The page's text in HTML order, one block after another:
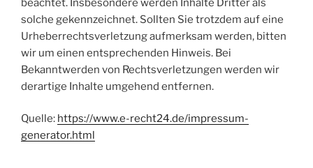
solche gekennzeichnet. Sollten Sie trotzdem auf eine
Urheberrechtsverletzung aufmerksam werden, bitten
wir um einen entsprechenden Hinweis. Bei
Bekanntwerden von Rechtsverletzungen werden wir
derartige Inhalte umgehend entfernen.
Quelle: https://www.e-recht24.de/impressum-
generator.html